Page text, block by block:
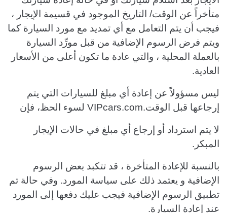
متأخراً عن الوقت/ التاريخ الموجود في قسيمة الإيجار ،
فيجب أن يتم التعامل مع أي تمديد مع مورد السيارة كما
ويتم فرض الرسوم الإضافية من قبل مورِّد السيارة
بالعملة المحلية ، والتي عادة ما تكون أعلى من الأسعار
العادية.
ليس مسؤولاً عن إعادة أي مبلغ للسيارات التي يتم
إرجاعها قبل الوقت.VIPcars.com لسوء الحظ، فإن
لا يتم استرداد أو إرجاع أي مبلغ في حالات الإيجار
المبكر.
بالنسبة للإعادة المتأخرة ، قد تتكبد بعض الرسوم
الإضافية و يعتمد ذلك على سياسة المورد. وفي حالة تم
تطبيق الرسوم الإضافية فيجب عليك دفعها إلى المورد
عند إعادة السيارة.